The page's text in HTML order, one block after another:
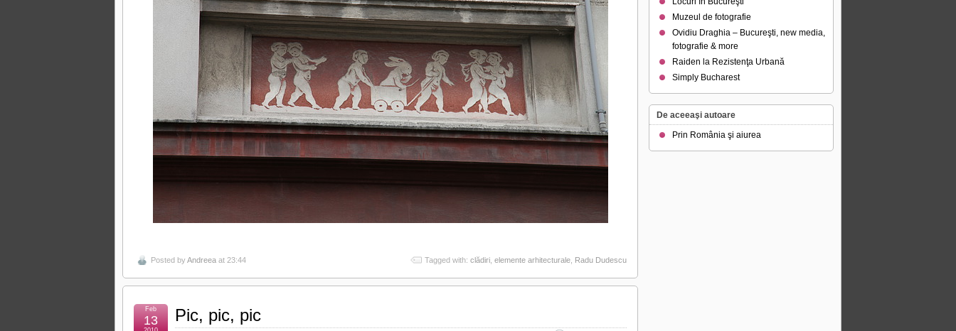
Posted byAndreea at 23:44 Tagged with: clădiri elemente arhitecturale Radu Dudescu
Pic, pic, pic
Feb
13
Muzeul de fotografie
Ovidiu Draghia – Bucureşti, new media,
fotografie & more
Raiden la Rezistenţa Urbană
Simply Bucharest
De aceeaşi autoare
Prin România şi aiurea